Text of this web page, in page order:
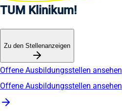
TUM Klinikum!
Zu den Stellenanzeigen
Offene Ausbildungsstellen ansehen
Offene Ausbildungsstellen ansehen